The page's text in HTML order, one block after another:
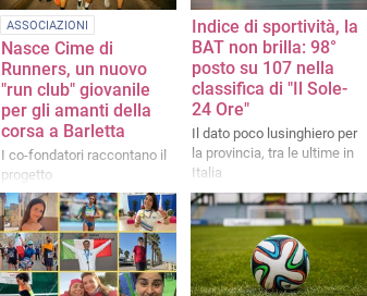
ASSOCIAZIONI
Nasce Cime di
Runners, un nuovo
"run club" giovanile
per gli amanti della
corsa a Barletta
I co-fondatori raccontano il
progetto
Indice di sportività, la
BAT non brilla: 98°
posto su 107 nella
classifica di "Il Sole-
24 Ore"
Il dato poco lusinghiero per
la provincia, tra le ultime in
Italia